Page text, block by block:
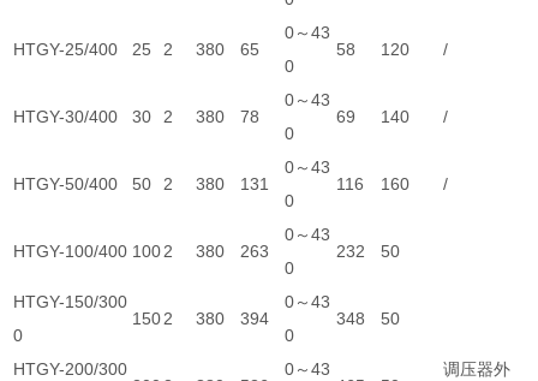
HTGY-25/400 25 2 380 65
0～43
0
58 120 /
HTGY-30/400 30 2 380 78
0～43
0
69 140 /
HTGY-50/400 50 2 380 131
0～43
0
116 160 /
HTGY-100/400 1002 380 263
0～43
0
232 50
调压器外
HTGY-150/300
0
1502 380 394
0～43
0
348 50
HTGY-200/300
0～43